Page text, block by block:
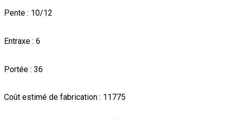
Pente : 10/12
Entraxe : 6
Portée : 36
Coût estimé de fabrication : 11775